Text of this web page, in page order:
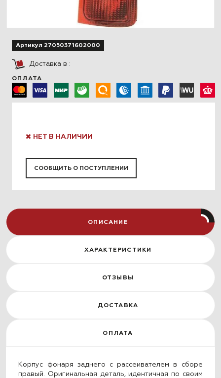
Артикул 27050371602000
Доставка в :
ОПЛАТА
НЕТ В НАЛИЧИИ
СООБЩИТЬ О ПОСТУПЛЕНИИ
ОПИСАНИЕ
ХАРАКТЕРИСТИКИ
ОТЗЫВЫ
ДОСТАВКА
ОПЛАТА
Корпус фонаря заднего с рассеивателем в сборе
правый. Оригинальная деталь, идентичная по своим